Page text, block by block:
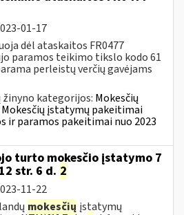
01-17
dėl ataskaitos FR0477
paramos teikimo tikslo kodo 61
perleistų verčių gavėjams
žinyno kategorijos: Mokesčių
įstatymų pakeitimai
ir paramos pakeitimai nuo 2023
turto mokesčio įstatymo 7
str. 6 d. 2
11-22
mokesčių įstatymų